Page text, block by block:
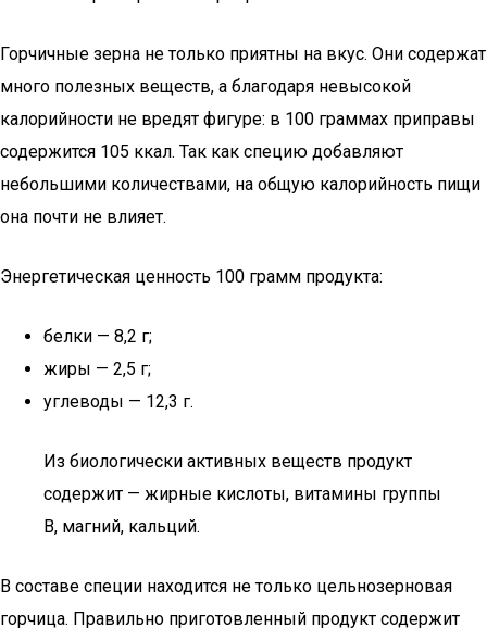
Горчичные зерна не только приятны на вкус. Они содержат
много полезных веществ, а благодаря невысокой
калорийности не вредят фигуре: в 100 граммах приправы
содержится 105 ккал. Так как специю добавляют
небольшими количествами, на общую калорийность пищи
она почти не влияет.
Энергетическая ценность 100 грамм продукта:
белки — 8,2 г;
жиры — 2,5 г;
углеводы — 12,3 г.
Из биологически активных веществ продукт
содержит — жирные кислоты, витамины группы
В, магний, кальций.
В составе специи находится не только цельнозерновая
горчица. Правильно приготовленный продукт содержит